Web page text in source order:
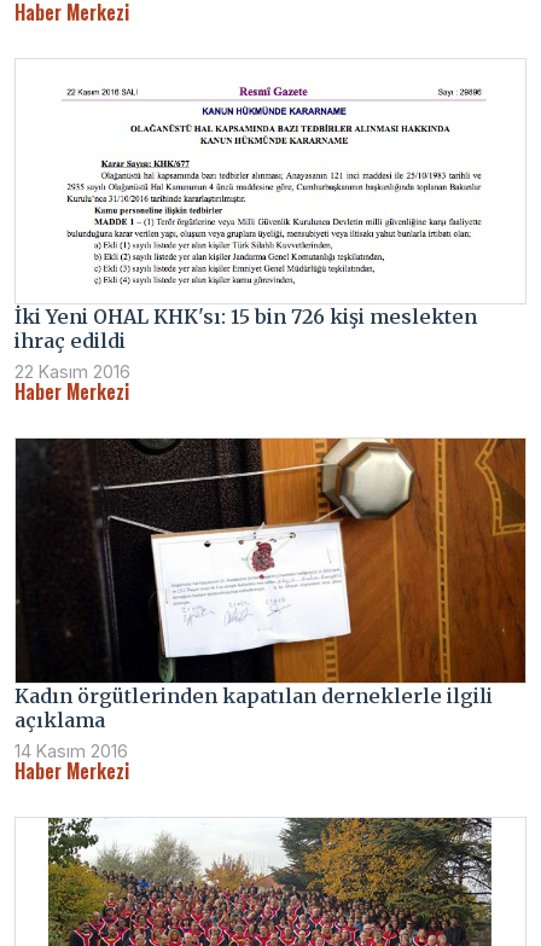
Haber Merkezi
İki Yeni OHAL KHK'sı: 15 bin 726 kişi meslekten
ihraç edildi
22 Kasım 2016
Haber Merkezi
Kadın örgütlerinden kapatılan derneklerle ilgili
açıklama
14 Kasım 2016
Haber Merkezi